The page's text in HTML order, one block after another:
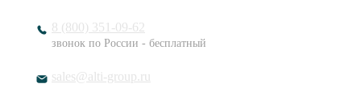
8 (800) 351-09-62
звонок по России - бесплатный
sales@alti-group.ru